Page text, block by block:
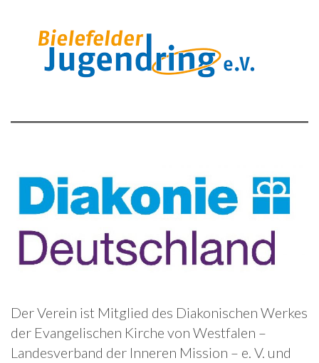
Der Verein ist Mitglied des Diakonischen Werkes
der Evangelischen Kirche von Westfalen –
Landesverband der Inneren Mission – e. V. und